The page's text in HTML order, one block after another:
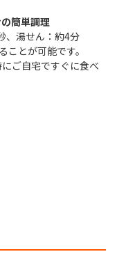
簡単調理
、湯せん：約4分
とが可能です。
ご自宅ですぐに食べ